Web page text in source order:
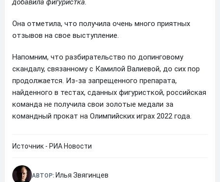
добавила фигуристка.
Она отметила, что получила очень много приятных
отзывов на свое выступление.
Напомним, что разбирательство по допинговому
скандалу, связанному с Камилой Валиевой, до сих пор
продолжается. Из-за запрещенного препарата,
найденного в тестах, сданных фигуристкой, российская
команда не получила свои золотые медали за
командный прокат на Олимпийских играх 2022 года.
Источник - РИА Новости
АВТОР: Илья Звягинцев